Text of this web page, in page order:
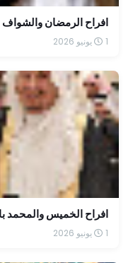
افراح الرمضان
1 يونيو 2026
افراح الخميس والمحمد
1 يونيو 2026